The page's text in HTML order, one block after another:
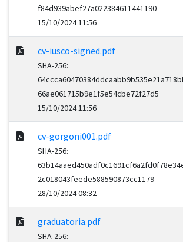
f84d939abef27a022384611441190
15/10/2024 11:56
cv-iusco-signed.pdf
SHA-256:
66ae061715b9e1f5e54cbe72f27d5
15/10/2024 11:56
cv-gorgoni001.pdf
SHA-256:
2c018043feede588590873cc1179
28/10/2024 08:32
graduatoria.pdf
SHA-256: